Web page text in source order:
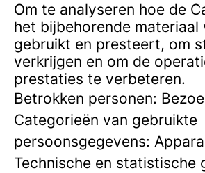
Om te analyseren hoe de
het bijbehorende materiaal
gebruikt en presteert, om
verkrijgen en om de
prestaties te verbeteren.
Betrokken personen:
Categorieën van gebruikte
persoonsgegevens:
Technische en statistische